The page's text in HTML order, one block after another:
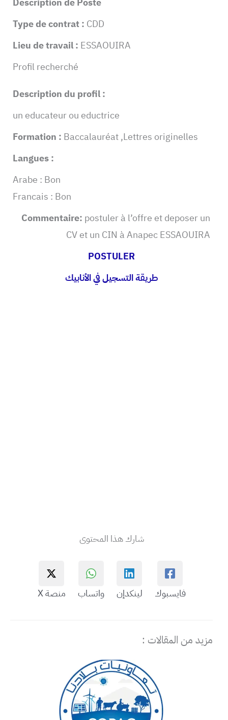
Type de contrat : CDD
Lieu de travail : ESSAOUIRA
Profil recherché
Description du profil :
un educateur ou eductrice
Formation : Baccalauréat ,Lettres originelles
Langues :
Arabe : Bon
Francais : Bon
Commentaire: postuler à l’offre et deposer un
CV et un CIN à Anapec ESSAOUIRA
POSTULER
طريقة التسجيل في الأنابيك
شارك هذا المحتوى
فايسبوك لينكدإن واتساب منصة X
مزيد من المقالات :